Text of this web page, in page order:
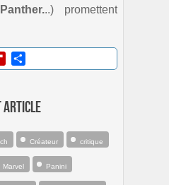
..) promettent
Flipboard
article
Créateur critique
Marvel Panini